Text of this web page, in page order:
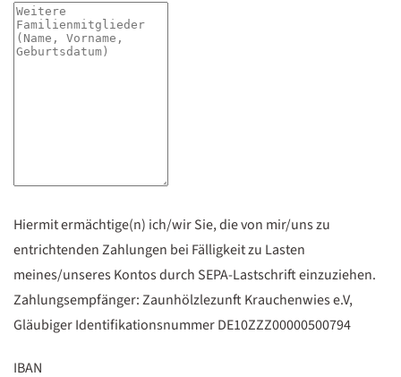
Hiermit ermächtige(n) ich/wir Sie, die von mir/uns zu
entrichtenden Zahlungen bei Fälligkeit zu Lasten
meines/unseres Kontos durch SEPA-Lastschrift einzuziehen.
Zahlungsempfänger: Zaunhölzlezunft Krauchenwies e.V,
Gläubiger Identifikationsnummer DE10ZZZ00000500794
IBAN